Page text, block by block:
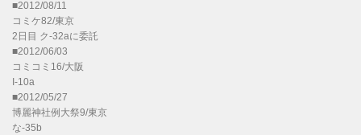
■2012/08/11
コミケ82/東京
2日目 ク-32aに委託
■2012/06/03
コミコミ16/大阪
I-10a
■2012/05/27
博麗神社例大祭9/東京
な-35b